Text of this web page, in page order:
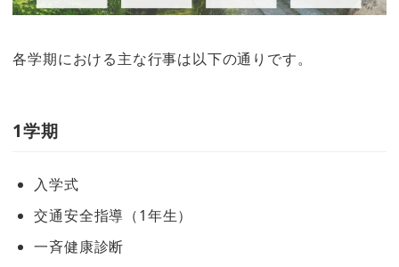
各学期における主な行事は以下の通りです。
1学期
入学式
交通安全指導（1年生）
一斉健康診断